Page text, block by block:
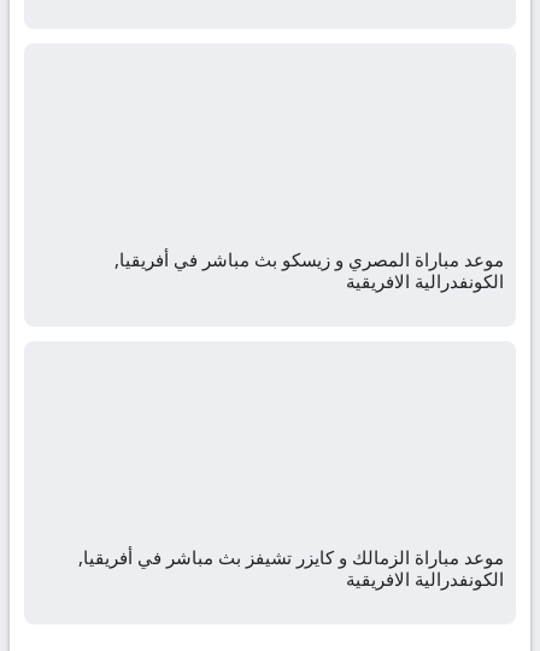
موعد مباراة المصري و زيسكو بث مباشر في أفريقيا,
الكونفدرالية الافريقية
موعد مباراة الزمالك و كايزر تشيفز بث مباشر في أفريقيا,
الكونفدرالية الافريقية